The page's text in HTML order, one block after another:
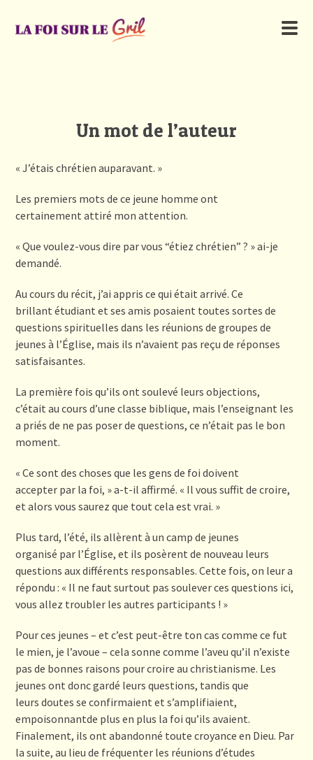
Un mot de l’auteur
« J’étais chrétien auparavant. »
Les premiers mots de ce jeune homme ont
certainement attiré mon attention.
« Que voulez-vous dire par vous “étiez chrétien” ? » ai-je
demandé.
Au cours du récit, j’ai appris ce qui était arrivé. Ce
brillant étudiant et ses amis posaient toutes sortes de
questions spirituelles dans les réunions de groupes de
jeunes à l’Église, mais ils n’avaient pas reçu de réponses
satisfaisantes.
La première fois qu’ils ont soulevé leurs objections,
c’était au cours d’une classe biblique, mais l’enseignant les
a priés de ne pas poser de questions, ce n’était pas le bon
moment.
« Ce sont des choses que les gens de foi doivent
accepter par la foi, » a-t-il affirmé. « Il vous suffit de croire,
et alors vous saurez que tout cela est vrai. »
Plus tard, l’été, ils allèrent à un camp de jeunes
organisé par l’Église, et ils posèrent de nouveau leurs
questions aux différents responsables. Cette fois, on leur a
répondu : « Il ne faut surtout pas soulever ces questions ici,
vous allez troubler les autres participants ! »
Pour ces jeunes – et c’est peut-être ton cas comme ce fut
le mien, je l’avoue – cela sonne comme l’aveu qu’il n’existe
pas de bonnes raisons pour croire au christianisme. Les
jeunes ont donc gardé leurs questions, tandis que
leurs doutes se confirmaient et s’amplifiaient,
empoisonnantde plus en plus la foi qu’ils avaient.
Finalement, ils ont abandonné toute croyance en Dieu. Par
la suite, au lieu de fréquenter les réunions d’études